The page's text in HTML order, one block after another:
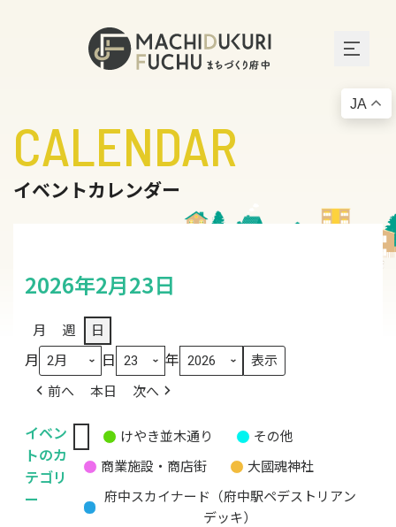
CALENDAR
イベントカレンダー
2026年2月23日
月 週 日
月 日 年
前へ 本日 次へ
イベン
トのカ
テゴリ
ー
無
題
カ
けやき並木通り
その他
商業施設・商店街
大國魂神社
府中スカイナード（府中駅ペデストリアン
デッキ）
JA